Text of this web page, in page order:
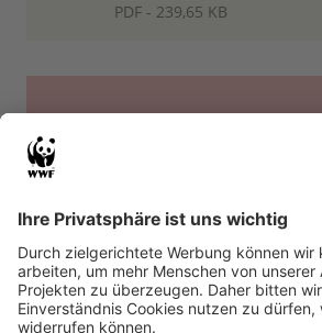
PDF - 239,65 KB
So haben wir bewertet und
Der WWF-Check des
auf einer Bewertung entlang
2025.Wir analysieren, inwieweit
Maßnahmen der Koalition
Fortschritte, Rückschritte oder